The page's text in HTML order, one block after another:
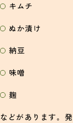
キムチ
ぬか漬け
納豆
味噌
麹
などがあります。